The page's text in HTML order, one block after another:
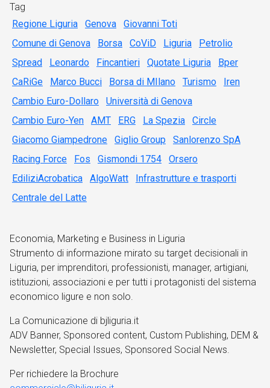
Tag
Regione Liguria
Genova
Giovanni Toti
Comune di Genova
Borsa CoViD Liguria
Petrolio
Spread
Leonardo Fincantieri Quotate Liguria
Bper
CaRiGe
Marco Bucci Borsa di MIlano Turismo
Iren
Cambio Euro-Dollaro
Università di Genova
Cambio Euro-Yen
AMT ERG La Spezia
Circle
Giacomo Giampedrone
Giglio Group
Sanlorenzo SpA
Racing Force
Fos Gismondi 1754
Orsero
EdiliziAcrobatica
AlgoWatt
Infrastrutture e trasporti
Centrale del Latte
Economia, Marketing e Business in Liguria
Strumento di informazione mirato su target decisionali in
Liguria, per imprenditori, professionisti, manager, artigiani,
istituzioni, associazioni e per tutti i protagonisti del sistema
economico ligure e non solo.
La Comunicazione di bjliguria.it
ADV Banner, Sponsored content, Custom Publishing, DEM &
Newsletter, Special Issues, Sponsored Social News.
Per richiedere la Brochure